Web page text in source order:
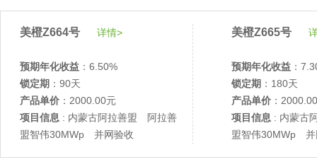
美橙Z664号 详情>
预期年化收益 ：6.50%
锁定期 ：90天
产品单价 ：2000.00元
项目信息 : 内蒙古阿拉善盟 阿拉善
盟智伟30MWp 并网验收
美橙Z665号
预期年化收益 ：
锁定期 ：180天
产品单价 ：
项目信息 : 内蒙古
盟智伟30MWp 并